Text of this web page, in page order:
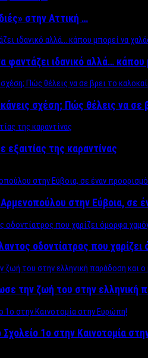
στην Αττική …
ιδανικό αλλά… κάπου
σχέση; Πώς θέλεις να σε
εξαιτίας της καραντίνας
στην Εύβοια, σε
οδοντίατρος που
την ζωή του στην ελληνική
Σχολείo 1ο στην Καινοτομία